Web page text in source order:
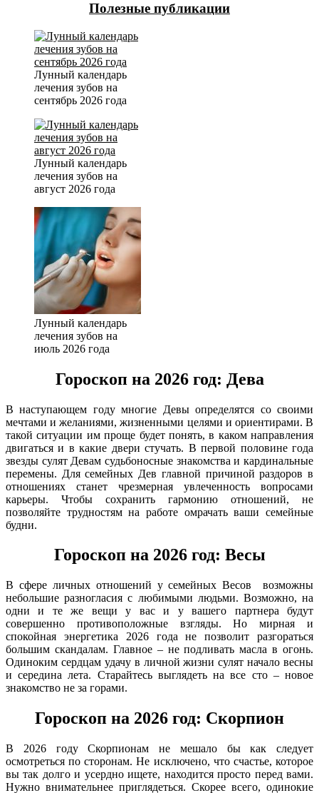
Полезные публикации
Лунный календарь
лечения зубов на
сентябрь 2026 года
Лунный календарь
лечения зубов на
август 2026 года
Лунный календарь
лечения зубов на
июль 2026 года
Гороскоп на 2026 год: Дева
В наступающем году многие Девы определятся со своими
мечтами и желаниями, жизненными целями и ориентирами. В
такой ситуации им проще будет понять, в каком направления
двигаться и в какие двери стучать. В первой половине года
звезды сулят Девам судьбоносные знакомства и кардинальные
перемены. Для семейных Дев главной причиной раздоров в
отношениях станет чрезмерная увлеченность вопросами
карьеры. Чтобы сохранить гармонию отношений, не
позволяйте трудностям на работе омрачать ваши семейные
будни.
Гороскоп на 2026 год: Весы
В сфере личных отношений у семейных Весов возможны
небольшие разногласия с любимыми людьми. Возможно, на
одни и те же вещи у вас и у вашего партнера будут
совершенно противоположные взгляды. Но мирная и
спокойная энергетика 2026 года не позволит разгораться
большим скандалам. Главное – не подливать масла в огонь.
Одиноким сердцам удачу в личной жизни сулят начало весны
и середина лета. Старайтесь выглядеть на все сто – новое
знакомство не за горами.
Гороскоп на 2026 год: Скорпион
В 2026 году Скорпионам не мешало бы как следует
осмотреться по сторонам. Не исключено, что счастье, которое
вы так долго и усердно ищете, находится просто перед вами.
Нужно внимательнее приглядеться. Скорее всего, одинокие